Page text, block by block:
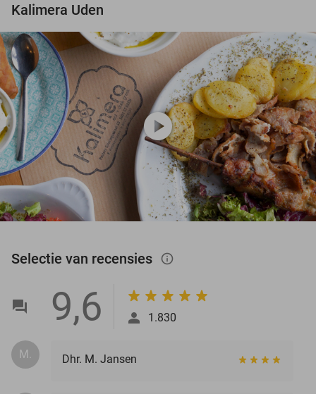
Kalimera Uden
play_circle
Selectie van recensies info_outlined
9,6 1.830
M. Dhr. M. Jansen